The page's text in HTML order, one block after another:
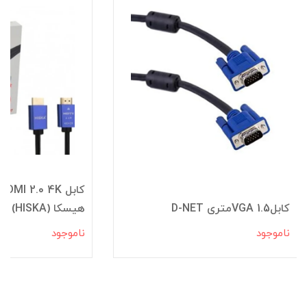
کابلVGA 1.5متری D-NET
ناموجود
هیسکا (HISKA) مدل HD07
ناموجود